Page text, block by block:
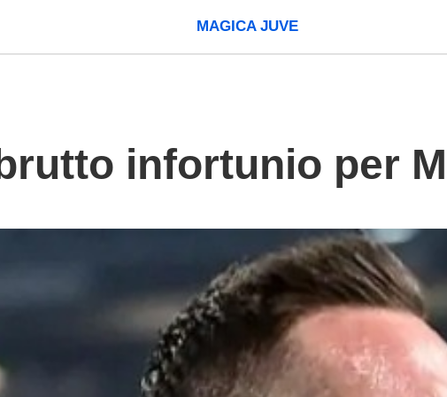
MAGICA JUVE
infortunio per